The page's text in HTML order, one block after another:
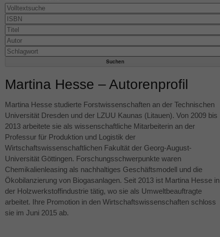
Martina Hesse – Autorenprofil
Martina Hesse studierte Forstwissenschaften an der Technischen
Universität Dresden und der LZUU Kaunas (Litauen). Von 2009 bis
2013 arbeitete sie als wissenschaftliche Mitarbeiterin an der
Professur für Produktion und Logistik der
Wirtschaftswissenschaftlichen Fakultät der Georg-August-
Universität Göttingen. Forschungsschwerpunkte waren
Chemikalienleasing als nachhaltiges Geschäftsmodell und die
Ökobilanzierung von Biogasanlagen. Seit 2013 ist Martina Hesse in
der Holzwerkstoffindustrie tätig, wo sie als Umweltbeauftragte
arbeitet. Ihre Promotion in den Wirtschaftswissenschaften schloss
sie im Juni 2015 ab.